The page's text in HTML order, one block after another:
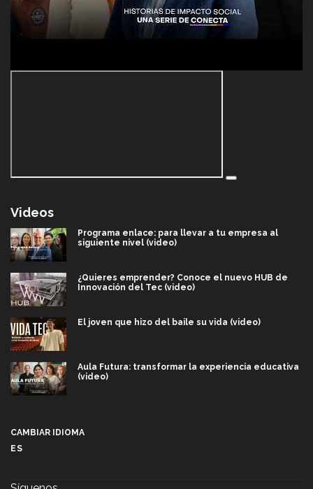
Videos
Programa enlace: para llevar a tu empresa al
siguiente nivel (video)
¿Quieres emprender? Conoce el nuevo HUB de
Innovación del Tec (video)
El joven que hizo del baile su vida (video)
Aula Futura: transformar la experiencia educativa
(video)
CAMBIAR IDIOMA
ES